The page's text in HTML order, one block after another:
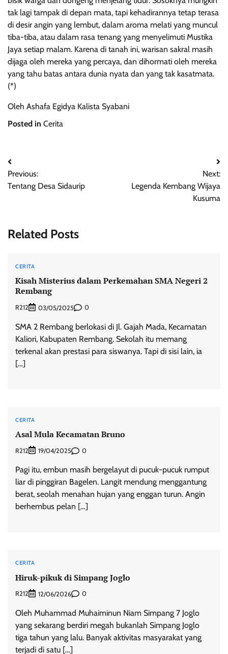
tak lagi tampak di depan mata, tapi kehadirannya tetap terasa
di desir angin yang lembut, dalam aroma melati yang muncul
tiba-tiba, atau dalam rasa tenang yang menyelimuti Mustika
Jaya setiap malam. Karena di tanah ini, warisan sakral masih
dijaga oleh mereka yang percaya, dan dihormati oleh mereka
yang tahu batas antara dunia nyata dan yang tak kasatmata.
(*)
Oleh Ashafa Egidya Kalista Syabani
Posted in Cerita
Post
navigation
Previous:
Tentang Desa Sidaurip
Next:
Legenda Kembang Wijaya
Kusuma
Related Posts
CERITA
Kisah Misterius dalam Perkemahan SMA Negeri 2
Rembang
R212 03/05/2025 0
SMA 2 Rembang berlokasi di Jl. Gajah Mada, Kecamatan
Kaliori, Kabupaten Rembang. Sekolah itu memang
terkenal akan prestasi para siswanya. Tapi di sisi lain, ia
[…]
CERITA
Asal Mula Kecamatan Bruno
R212 19/04/2025 0
Pagi itu, embun masih bergelayut di pucuk-pucuk rumput
liar di pinggiran Bagelen. Langit mendung menggantung
berat, seolah menahan hujan yang enggan turun. Angin
berhembus pelan […]
CERITA
Hiruk-pikuk di Simpang Joglo
R212 12/06/2026 0
Oleh Muhammad Muhaiminun Niam Simpang 7 Joglo
yang sekarang berdiri megah bukanlah Simpang Joglo
tiga tahun yang lalu. Banyak aktivitas masyarakat yang
terjadi di satu […]